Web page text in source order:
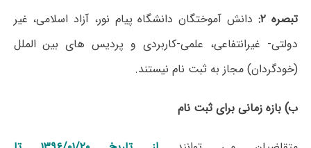
تبصره ۲:
دانش آموختگان دانشگاه پیام نور، آزاد اسلامی، غیر
دولتی- غیرانتفاعی، علمی-کاربردی و پردیس های بین الملل
(خودگردان) مجاز به ثبت نام نیستند.
ب) بازه زمانی برای ثبت نام